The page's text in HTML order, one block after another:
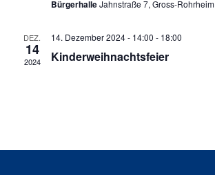
BürgerhalleJahnstraße 7, Gross-Rohrheim
DEZ.
14
2024
14. Dezember 2024 - 14:00 - 18:00
Kinderweihnachtsfeier